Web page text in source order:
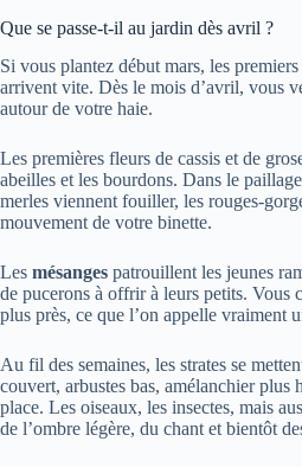
Que se passe-t-il au jardin dès avril ?
Si vous plantez début mars, les
arrivent vite. Dès le mois d’avril, vous
autour de votre haie.
Les premières fleurs de cassis et de
abeilles et les bourdons. Dans le
merles viennent fouiller, les rouges-
mouvement de votre binette.
Les mésanges patrouillent les jeunes
de pucerons à offrir à leurs petits. Vous
plus près, ce que l’on appelle vraiment
Au fil des semaines, les strates se
couvert, arbustes bas, amélanchier plus
place. Les oiseaux, les insectes, mais
de l’ombre légère, du chant et bientôt